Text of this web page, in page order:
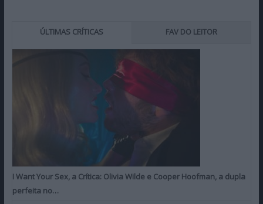
ÚLTIMAS CRÍTICAS FAV DO LEITOR
I Want Your Sex, a Crítica: Olivia Wilde e Cooper Hoofman, a dupla
perfeita no…